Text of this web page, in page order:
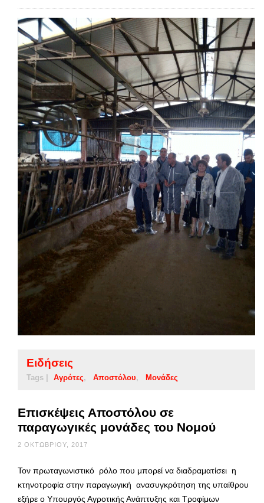
Ειδήσεις
Tags | Αγρότες Αποστόλου Μονάδες
Επισκέψεις Αποστόλου σε
παραγωγικές μονάδες του Νομού
2 ΟΚΤΩΒΡΊΟΥ, 2017
Τον πρωταγωνιστικό ρόλο που μπορεί να διαδραματίσει η
κτηνοτροφία στην παραγωγική ανασυγκρότηση της υπαίθρου
εξήρε ο Υπουργός Αγροτικής Ανάπτυξης και Τροφίμων